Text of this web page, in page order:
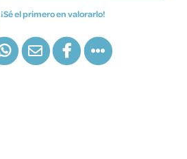
¡Sé el primero en valorarlo!